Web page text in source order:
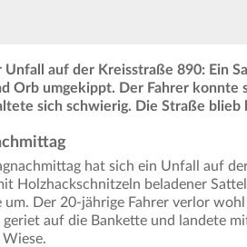
auf der Kreisstraße 890: Ein
Orb umgekippt. Der Fahrer
sich schwierig. Die Straße blieb
hat sich ein Unfall auf
Holzhackschnitzeln beladener
um. Der 20-jährige Fahrer verlor
geriet auf die Bankette und landete